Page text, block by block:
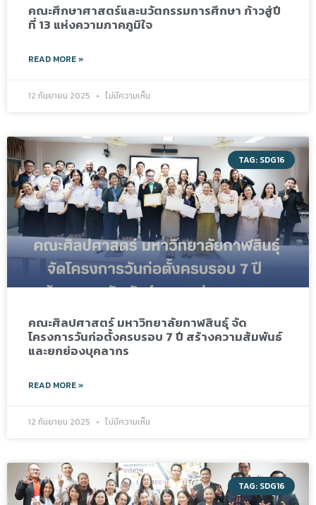
คณะศึกษาศาสตร์และนวัตกรรมการศึกษา ก้าวสู่ปี
ที่ 13 แห่งความภาคภูมิใจ
READ MORE »
12 กันยายน 2025 ไม่มีความเห็น
TAG: SDG16
คณะศิลปศาสตร์ มหาวิทยาลัยกาฬสินธุ์ จัด
โครงการวันก่อตั้งครบรอบ 7 ปี สร้างความสัมพันธ์
และยกย่องบุคลากร
READ MORE »
12 กันยายน 2025 ไม่มีความเห็น
TAG: SDG16